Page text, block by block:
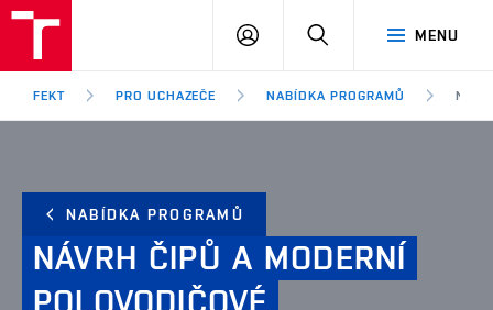
Brno
MENU
PŘIHLÁSIT
FEKT PRO UCHAZEČE NABÍDKA PROGRAMŮ
NABÍDKA PROGRAMŮ
NÁVRH ČIPŮ A MODERNÍ
POLOVODIČOVÉ